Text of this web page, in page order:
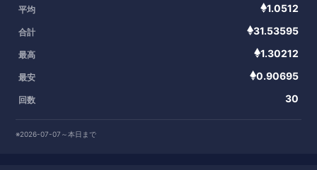
平均
合計
最高
最安
回数
1.0512
31.53595
1.30212
0.90695
30
※2026-07-07～本日まで